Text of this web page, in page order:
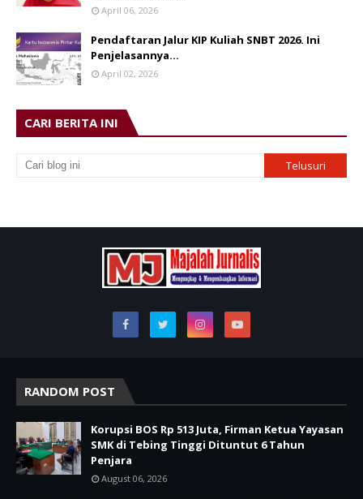
April 06, 2026
Pendaftaran Jalur KIP Kuliah SNBT 2026. Ini
Penjelasannya…
April 02, 2026
CARI BERITA INI
RANDOM POST
Korupsi BOS Rp 513 Juta, Firman Ketua Yayasan
SMK di Tebing Tinggi Dituntut 6 Tahun
Penjara
August 06, 2026